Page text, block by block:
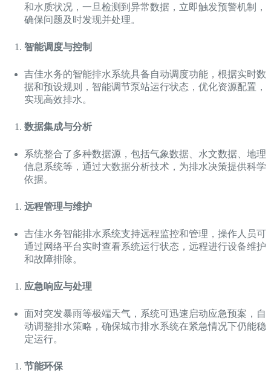
和水质状况，一旦检测到异常数据，立即触发预警机制，
确保问题及时发现并处理。
智能调度与控制
吉佳水务的智能排水系统具备自动调度功能，根据实时数
据和预设规则，智能调节泵站运行状态，优化资源配置，
实现高效排水。
数据集成与分析
系统整合了多种数据源，包括气象数据、水文数据、地理
信息系统等，通过大数据分析技术，为排水决策提供科学
依据。
远程管理与维护
吉佳水务智能排水系统支持远程监控和管理，操作人员可
通过网络平台实时查看系统运行状态，远程进行设备维护
和故障排除。
应急响应与处理
面对突发暴雨等极端天气，系统可迅速启动应急预案，自
动调整排水策略，确保城市排水系统在紧急情况下仍能稳
定运行。
节能环保